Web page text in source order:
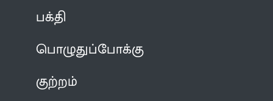
பக்தி
பொழுதுப்போக்கு
குற்றம்